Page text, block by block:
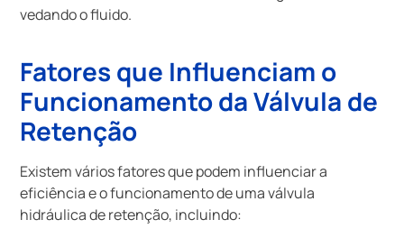
vedando o fluido.
Fatores que Influenciam o
Funcionamento da Válvula de
Retenção
Existem vários fatores que podem influenciar a
eficiência e o funcionamento de uma válvula
hidráulica de retenção, incluindo: